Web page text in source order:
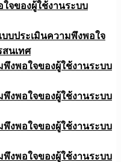
จของผู้ใช้งานระบบ
บบประเมินความพึงพอใจ
สนเทศ
พึงพอใจของผู้ใช้งานระบบ
พึงพอใจของผู้ใช้งานระบบ
พึงพอใจของผู้ใช้งานระบบ
พึงพอใจของผู้ใช้งานระบบ